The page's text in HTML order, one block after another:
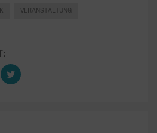
VERANSTALTUNG